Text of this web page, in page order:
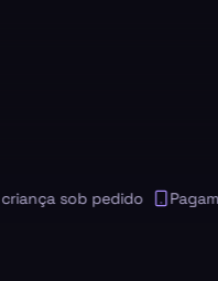
sob pedido